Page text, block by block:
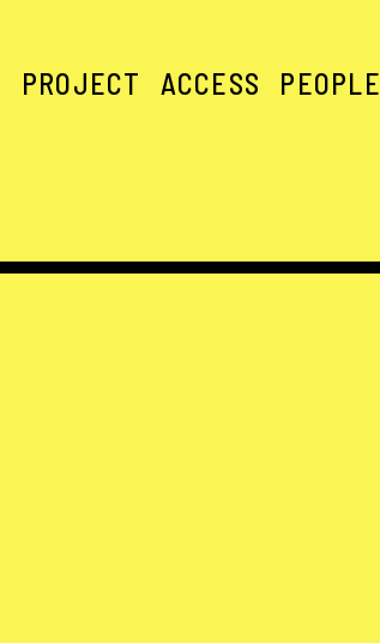
PROJECT ACCESS PEOPLE